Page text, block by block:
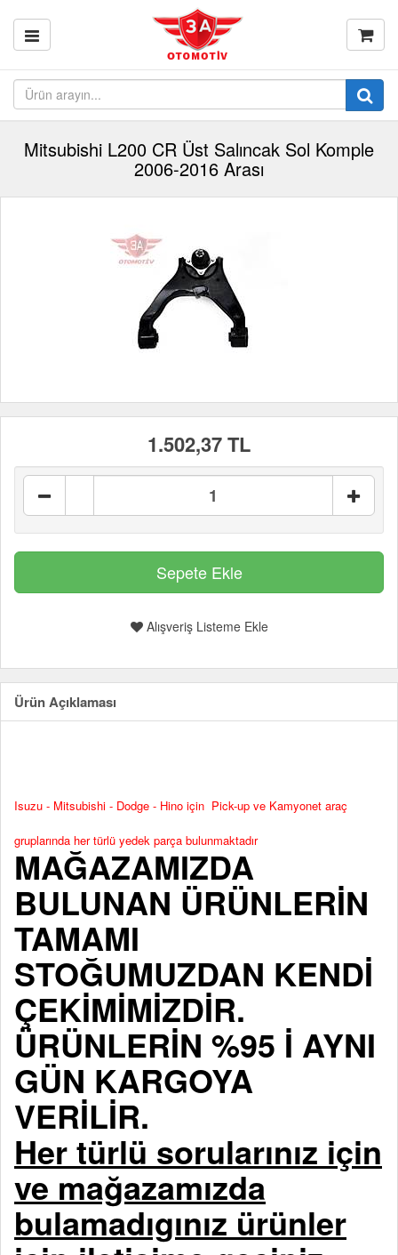
Mitsubishi L200 CR Üst Salıncak Sol Komple
2006-2016 Arası
1.502,37 TL
Alışveriş Listeme Ekle
Ürün Açıklaması
Isuzu - Mitsubishi - Dodge - Hino için Pick-up ve Kamyonet araç
gruplarında her türlü yedek parça bulunmaktadır
MAĞAZAMIZDA
BULUNAN ÜRÜNLERİN
TAMAMI
STOĞUMUZDAN KENDİ
ÇEKİMİMİZDİR.
ÜRÜNLERİN %95 İ AYNI
GÜN KARGOYA
VERİLİR.
Her türlü sorularınız için
ve mağazamızda
bulamadıgınız ürünler